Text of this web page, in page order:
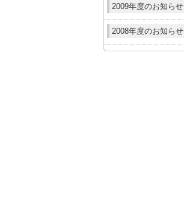
2009年度のお知らせ
2008年度のお知らせ